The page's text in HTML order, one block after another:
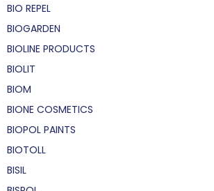
BIO REPEL
BIOGARDEN
BIOLINE PRODUCTS
BIOLIT
BIOM
BIONE COSMETICS
BIOPOL PAINTS
BIOTOLL
BISIL